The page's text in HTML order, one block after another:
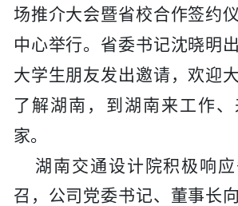
场推介大会暨省校合作签约
中心举行。省委书记沈晓明
大学生朋友发出邀请，欢迎
了解湖南，到湖南来工作
家。
湖南交通设计院积极响应
召，公司党委书记、董事长